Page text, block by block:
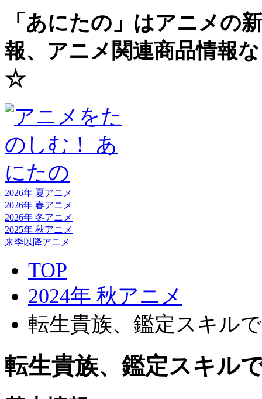
「あにたの」はアニメの
報、アニメ関連商品情報
☆
2026年 夏アニメ
2026年 春アニメ
2026年 冬アニメ
2025年 秋アニメ
来季以降アニメ
TOP
2024年 秋アニメ
転生貴族、鑑定スキル
転生貴族、鑑定スキル